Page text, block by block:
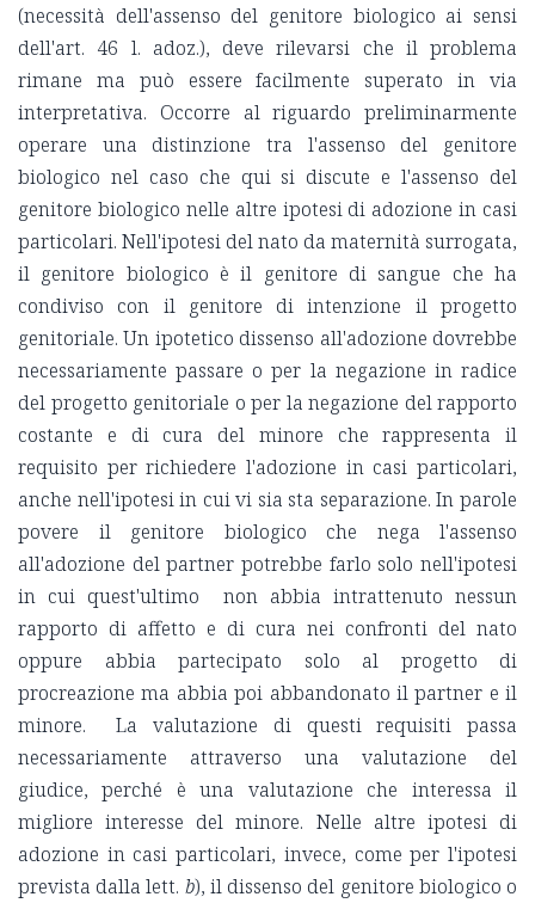
(necessità dell'assenso del genitore biologico ai sensi
dell'art. 46 l. adoz.), deve rilevarsi che il problema
rimane ma può essere facilmente superato in via
interpretativa. Occorre al riguardo preliminarmente
operare una distinzione tra l'assenso del genitore
biologico nel caso che qui si discute e l'assenso del
genitore biologico nelle altre ipotesi di adozione in casi
particolari. Nell'ipotesi del nato da maternità surrogata,
il genitore biologico è il genitore di sangue che ha
condiviso con il genitore di intenzione il progetto
genitoriale. Un ipotetico dissenso all'adozione dovrebbe
necessariamente passare o per la negazione in radice
del progetto genitoriale o per la negazione del rapporto
costante e di cura del minore che rappresenta il
requisito per richiedere l'adozione in casi particolari,
anche nell'ipotesi in cui vi sia sta separazione. In parole
povere il genitore biologico che nega l'assenso
all'adozione del partner potrebbe farlo solo nell'ipotesi
in cui quest'ultimo non abbia intrattenuto nessun
rapporto di affetto e di cura nei confronti del nato
oppure abbia partecipato solo al progetto di
procreazione ma abbia poi abbandonato il partner e il
minore. La valutazione di questi requisiti passa
necessariamente attraverso una valutazione del
giudice, perché è una valutazione che interessa il
migliore interesse del minore. Nelle altre ipotesi di
adozione in casi particolari, invece, come per l'ipotesi
prevista dalla lett. b), il dissenso del genitore biologico o